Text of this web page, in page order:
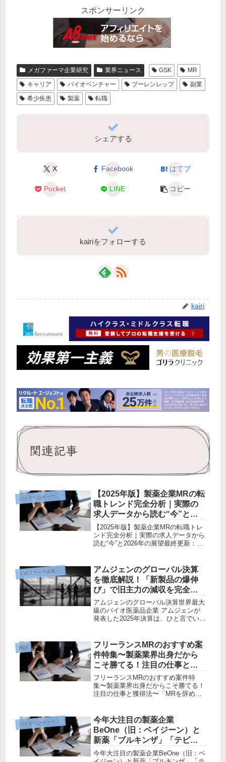
スポンサーリンク
メガファーマ企業研究 業界ニュース GSK
MR
キャリア
バイオベンチャー ブーレンレップ
副業
希少疾患
製薬 転職
シェアする
X Facebook はてブ
Pocket LINE コピー
kairiをフォローする
kairi
関連記事
バイオベンチャー転職戦略
【2025年版】製薬企業MRの転
職トレンド完全分析｜実際の
求人データから読む“今”と
2026年の展望
【2025年版】製薬企業MRの転職トレ
ンド完全分析｜実際の求人データから
読む“今”と2026年の展望最終更新：
製薬業界は再編と新薬ラッシュ...
メ
ガファーマ企業研究
アムジェンのグローバル決算
を徹底解説！「新製品の爆伸
び」で旧主力の減収を完全吸
収する最強バイオ企業
アムジェンのグローバル決算世界最大
級のバイオ医薬品企業 アムジェンが
発表した2025年決算は、ひと言でいえ
を、新製品の急成長複数のブロックバ
スター化厚いパイプライン投資で完
全...
雑記
フリーランスMRのおすすめ案
件特集〜製薬業界出身だから
こそ勝てる！注目の仕事と獲
得法〜
フリーランスMRのおすすめ案件特
集〜製薬業界出身だからこそ勝てる！
注目の仕事と獲得法〜「MRを辞めた
は、フリーランスMRにピッタリの仕
事は、今の医療・製薬業界にたくさん
眠って...
バイオベンチャー企業研究
今年大注目の製薬企業
BeOne（旧：ベイジーン）と
新薬「ブルキンザ」「テビム
ブラ」を徹底解説！！
今年大注目の製薬企業BeOne（旧：ベ